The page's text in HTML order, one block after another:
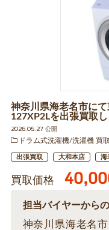
神奈川県海老名市に
127XP2Lを出張買取
2026.05.27 公開
ドラム式洗濯機/洗濯機 買
出張買取 大和本店 海
買取価格
担当バイヤーから
神奈川県海老名